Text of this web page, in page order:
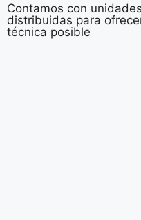
Contamos con
distribuidas para
técnica posible